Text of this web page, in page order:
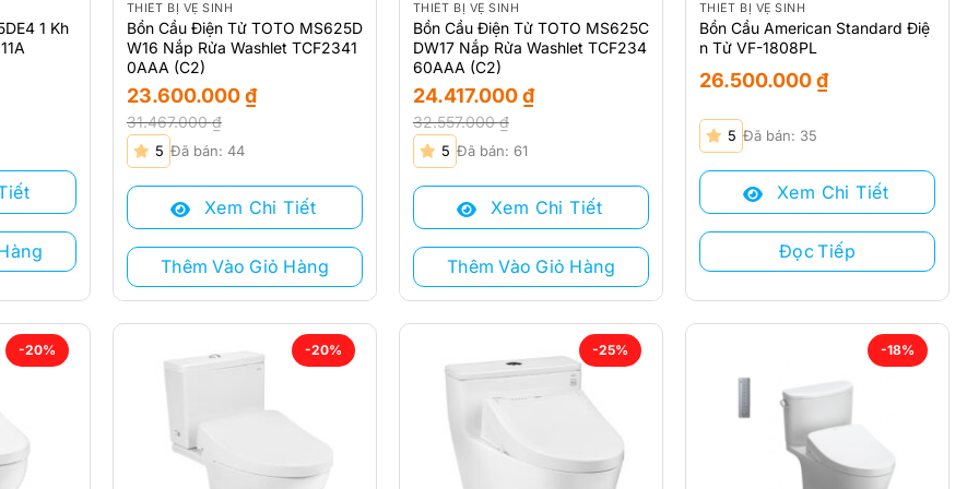
1 Kh
THIẾT BỊ VỆ SINH
Bồn Cầu Điện Tử TOTO MS625D
W16 Nắp Rửa Washlet TCF2341
0AAA (C2)
31.467.000₫
Giá
gốc
là:
31.467.000 ₫.
23.600.000₫
Giá
hiện
tại
23.600.000 ₫.
5 Đã bán: 44
Xem Chi Tiết
Thêm Vào Giỏ Hàng
THIẾT BỊ VỆ SINH
Bồn Cầu Điện Tử TOTO MS625C
DW17 Nắp Rửa Washlet TCF234
60AAA (C2)
32.557.000₫
Giá
gốc
là:
32.557.000 ₫.
24.417.000₫
Giá
hiện
tại
24.417.000 ₫.
5 Đã bán: 61
Xem Chi Tiết
Thêm Vào Giỏ Hàng
THIẾT BỊ VỆ SINH
Bồn Cầu American Standard Điệ
n Tử VF-1808PL
26.500.000₫
5 Đã bán: 35
Xem Chi Tiết
Đọc Tiếp
-20% -20% -25% -18%